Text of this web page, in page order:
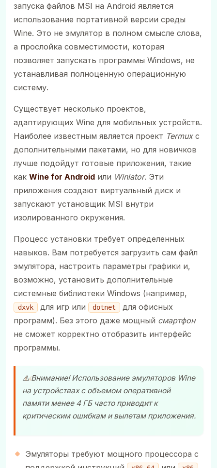
запуска файлов MSI на Android является
использование портативной версии среды
Wine. Это не эмулятор в полном смысле слова,
а прослойка совместимости, которая
позволяет запускать программы Windows, не
устанавливая полноценную операционную
систему.
Существует несколько проектов,
адаптирующих Wine для мобильных устройств.
Наиболее известным является проект Termuxс
дополнительными пакетами, но для новичков
лучше подойдут готовые приложения, такие
как Wine for Android или Winlator. Эти
приложения создают виртуальный диск и
запускают установщик MSI внутри
изолированного окружения.
Процесс установки требует определенных
навыков. Вам потребуется загрузить сам файл
эмулятора, настроить параметры графики и,
возможно, установить дополнительные
системные библиотеки Windows (например,
dxvk для игр или dotnet
для офисных
программ). Без этого даже мощный смартфон
не сможет корректно отобразить интерфейс
программы.
⚠️ Внимание! Использование эмуляторов Wine
на устройствах с объемом оперативной
памяти менее 4 ГБ часто приводит к
критическим ошибкам и вылетам приложения.
Эмуляторы требуют мощного процессора с